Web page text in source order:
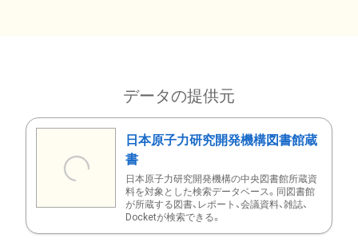
データの提供元
日本原子力研究開発機構図書館蔵
書
日本原子力研究開発機構の中央図書館所蔵資
料を対象とした検索データベース。同図書館
が所蔵する図書、レポート、会議資料、雑誌、
Docketが検索できる。